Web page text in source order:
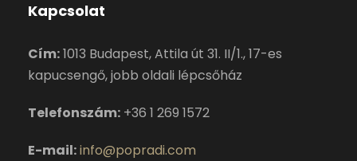
Kapcsolat
Cím:1013 Budapest, Attila út 31. II/1., 17-es
kapucsengő, jobb oldali lépcsőház
Telefonszám: +36 1 269 1572
E-mail:info@popradi.com